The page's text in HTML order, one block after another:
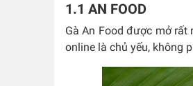
1.1 AN FOOD
Gà An Food được mở
online là chủ yếu, không